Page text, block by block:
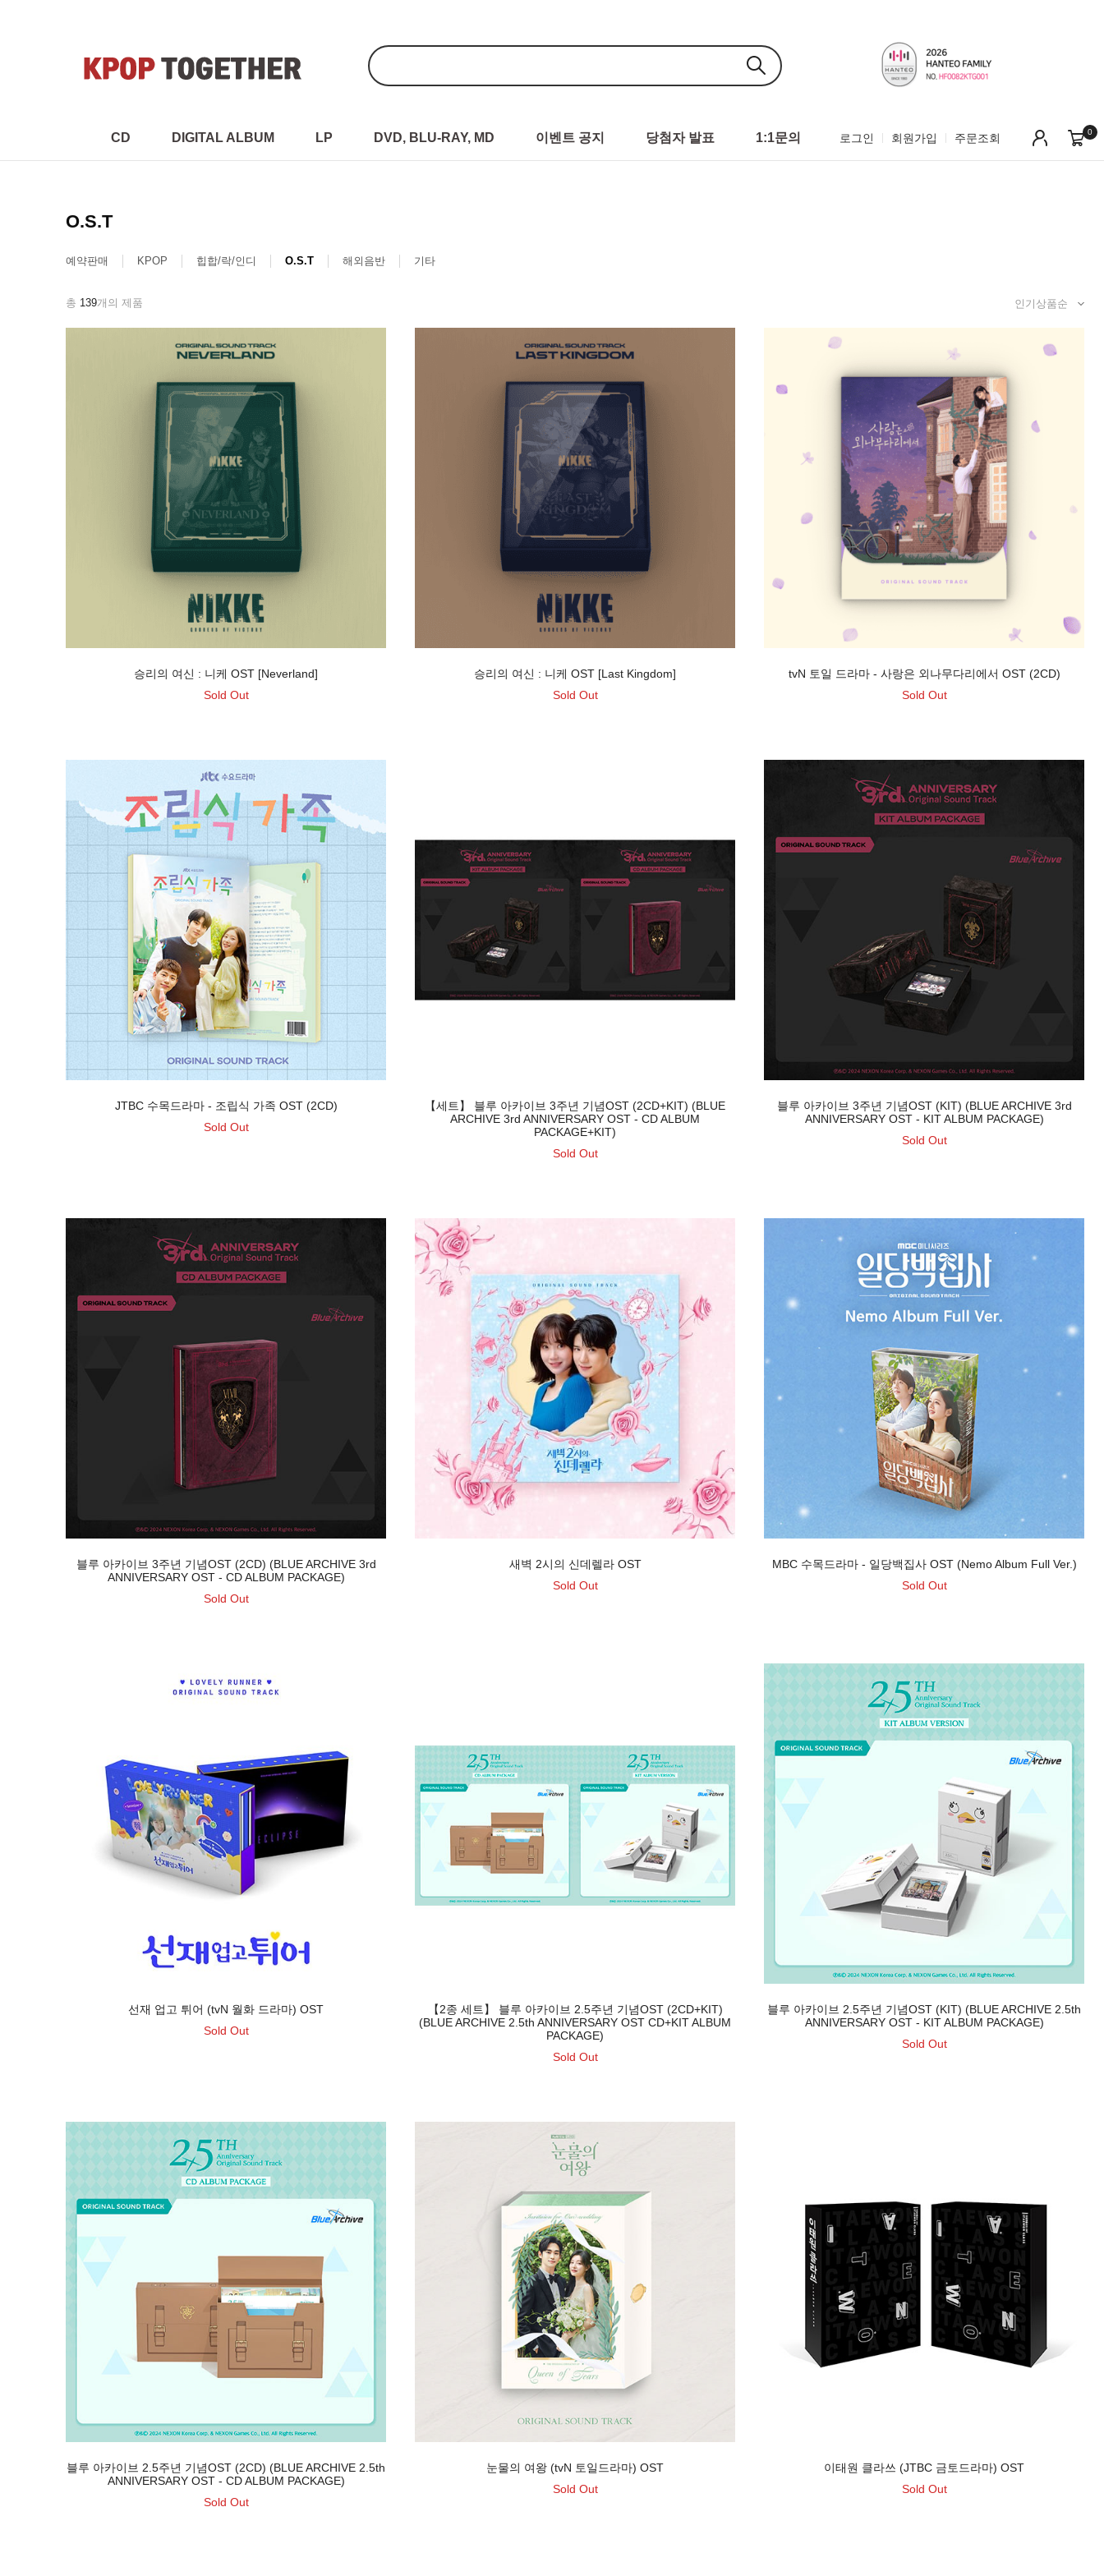
CD DIGITAL ALBUM LP DVD, BLU-RAY, MD 이벤트 공지 당첨자 발표 1:1문의 로그인 회원가입 주문조회 0
O.S.T
예약판매 KPOP 힙합/락/인디 O.S.T 해외음반 기타
총 139개의 제품
승리의 여신 : 니케 OST [Neverland]
Sold Out
승리의 여신 : 니케 OST [Last Kingdom]
Sold Out
tvN 토일 드라마 - 사랑은 외나무다리에서 OST (2CD)
Sold Out
JTBC 수목드라마 - 조립식 가족 OST (2CD)
Sold Out
【세트】 블루 아카이브 3주년 기념OST (2CD+KIT) (BLUE
ARCHIVE 3rd ANNIVERSARY OST - CD ALBUM
PACKAGE+KIT)
Sold Out
블루 아카이브 3주년 기념OST (KIT) (BLUE ARCHIVE 3rd
ANNIVERSARY OST - KIT ALBUM PACKAGE)
Sold Out
블루 아카이브 3주년 기념OST (2CD) (BLUE ARCHIVE 3rd
ANNIVERSARY OST - CD ALBUM PACKAGE)
Sold Out
새벽 2시의 신데렐라 OST
Sold Out
MBC 수목드라마 - 일당백집사 OST (Nemo Album Full Ver.)
Sold Out
선재 업고 튀어 (tvN 월화 드라마) OST
Sold Out
【2종 세트】 블루 아카이브 2.5주년 기념OST (2CD+KIT)
(BLUE ARCHIVE 2.5th ANNIVERSARY OST CD+KIT ALBUM
PACKAGE)
Sold Out
블루 아카이브 2.5주년 기념OST (KIT) (BLUE ARCHIVE 2.5th
ANNIVERSARY OST - KIT ALBUM PACKAGE)
Sold Out
블루 아카이브 2.5주년 기념OST (2CD) (BLUE ARCHIVE 2.5th
ANNIVERSARY OST - CD ALBUM PACKAGE)
Sold Out
눈물의 여왕 (tvN 토일드라마) OST
Sold Out
이태원 클라쓰 (JTBC 금토드라마) OST
Sold Out